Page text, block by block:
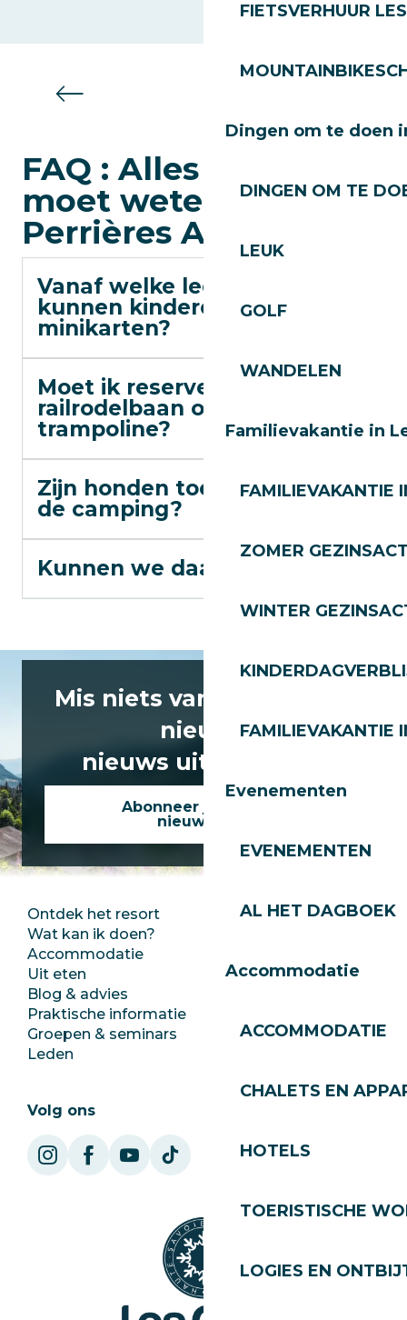
FIETSVERHUUR
Dingen om te doen
DINGEN OM TE
LEUK
GOLF
WANDELEN
Familievakantie in
FAMILIEVAKANTIE
ZOMER
WINTER
FAMILIEVAKANTIE
Evenementen
EVENEMENTEN
AL HET DAGBOEK
Accommodatie
ACCOMMODATIE
CHALETS EN
HOTELS
TOERISTISCHE
LOGIES EN
FAQ : Alles wat u
moet weten over
Perrières Aventures
Vanaf welke leeftijd
kunnen kinderen
minikarten?
Moet ik reserveren voor de
railrodelbaan of de
trampoline?
Zijn honden toegestaan op
de camping?
Kunnen we daar eten?
Mis niets van het laatste
nieuws
nieuws uit Les Gets!
Abonneer je op onze
nieuwsbrief
Ontdek het resort
Wat kan ik doen?
Accommodatie
Uit eten
Blog & advies
Praktische informatie
Groepen & seminars
Leden
Perszaal
Jobs
SoleGets
Volg ons